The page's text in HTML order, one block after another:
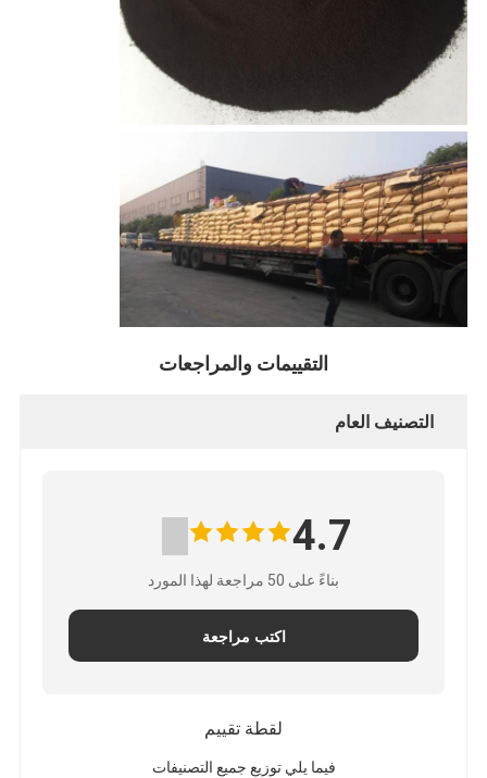
التقييمات والمراجعات
التصنيف العام
4.7
بناءً على 50 مراجعة لهذا المورد
اكتب مراجعة
لقطة تقييم
فيما يلي توزيع جميع التصنيفات